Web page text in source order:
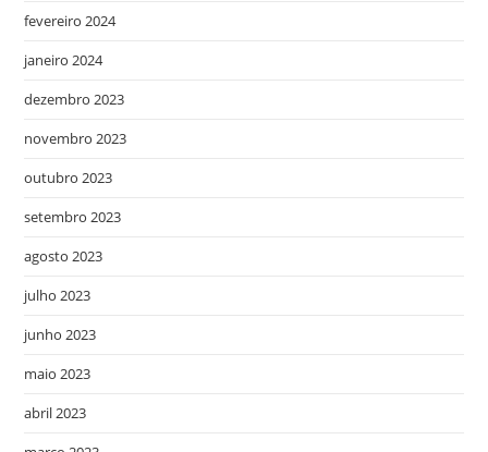
fevereiro 2024
janeiro 2024
dezembro 2023
novembro 2023
outubro 2023
setembro 2023
agosto 2023
julho 2023
junho 2023
maio 2023
abril 2023